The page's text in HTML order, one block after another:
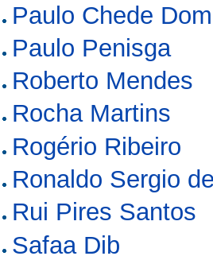
Paulo Chede
Paulo Penisga
Roberto Mendes
Rocha Martins
Rogério Ribeiro
Ronaldo Sergio
Rui Pires Santos
Safaa Dib